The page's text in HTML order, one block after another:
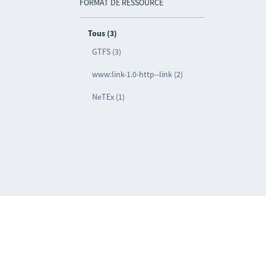
FORMAT DE RESSOURCE
Tous (3)
GTFS (3)
www:link-1.0-http--link (2)
NeTEx (1)